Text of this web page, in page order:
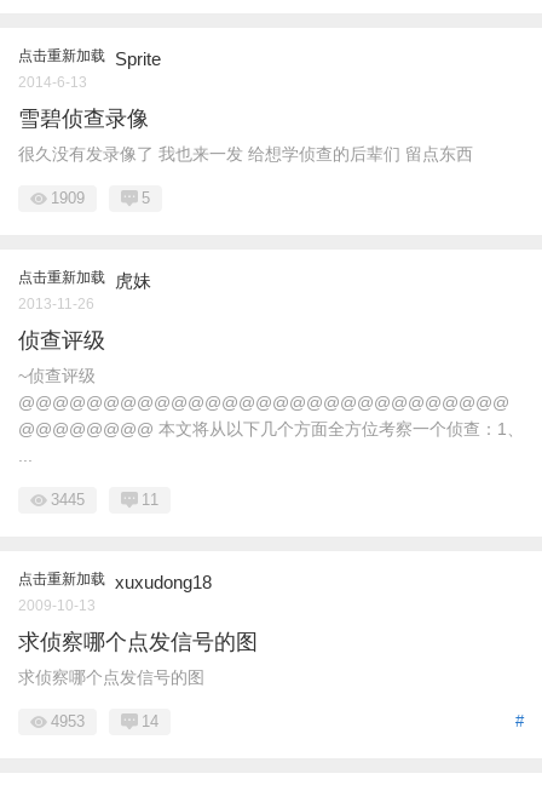
点击重新加载 Sprite
2014-6-13
雪碧侦查录像
很久没有发录像了 我也来一发 给想学侦查的后辈们 留点东西
1909 5
点击重新加载 虎妹
2013-11-26
侦查评级
~侦查评级
@@@@@@@@@@@@@@@@@@@@@@@@@@@@@
@@@@@@@@ 本文将从以下几个方面全方位考察一个侦查：1、
3445 11
点击重新加载 xuxudong18
2009-10-13
求侦察哪个点发信号的图
求侦察哪个点发信号的图
#
4953 14